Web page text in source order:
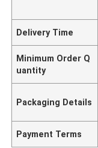
Delivery Time
Minimum Order Q
uantity
Packaging Details
Payment Terms